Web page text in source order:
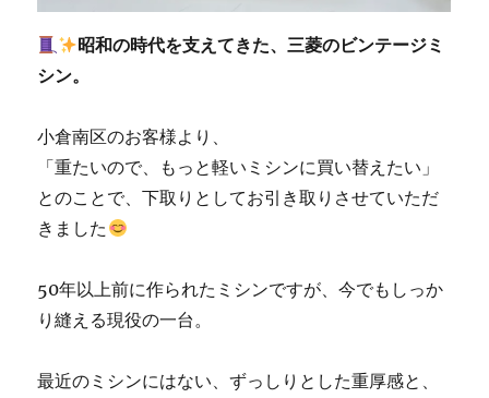
昭和の時代を支えてきた、三菱のビンテージミ
シン。
小倉南区のお客様より、
「重たいので、もっと軽いミシンに買い替えたい」
とのことで、下取りとしてお引き取りさせていただ
きました
50年以上前に作られたミシンですが、今でもしっか
り縫える現役の一台。
最近のミシンにはない、ずっしりとした重厚感と、